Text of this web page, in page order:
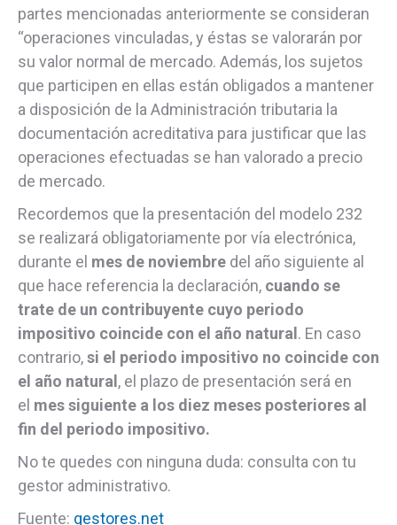
partes mencionadas anteriormente se consideran
“operaciones vinculadas, y éstas se valorarán por
su valor normal de mercado. Además, los sujetos
que participen en ellas están obligados a mantener
a disposición de la Administración tributaria la
documentación acreditativa para justificar que las
operaciones efectuadas se han valorado a precio
de mercado.
Recordemos que la presentación del modelo 232
se realizará obligatoriamente por vía electrónica,
durante el mes de noviembre del año siguiente al
que hace referencia la declaración, cuando se
trate de un contribuyente cuyo periodo
impositivo coincide con el año natural . En caso
contrario,si el periodo impositivo no coincide con
el año natural , el plazo de presentación será en
el mes siguiente a los diez meses posteriores al
fin del periodo impositivo.
No te quedes con ninguna duda: consulta con tu
gestor administrativo.
Fuente: gestores.net